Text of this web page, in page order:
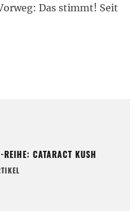
Das stimmt! Seit
REIHE: CATARACT KUSH